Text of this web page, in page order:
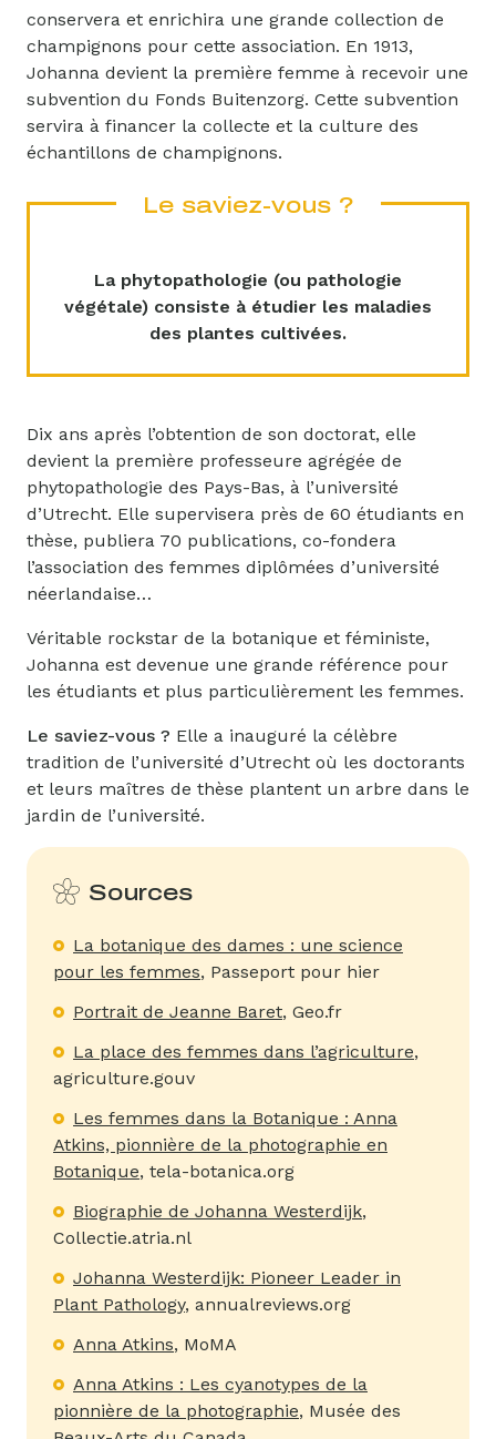
conservera et enrichira une grande collection de
champignons pour cette association. En 1913,
Johanna devient la première femme à recevoir une
subvention du Fonds Buitenzorg. Cette subvention
servira à financer la collecte et la culture des
échantillons de champignons.
Le saviez-vous ?
La phytopathologie (ou pathologie
végétale) consiste à étudier les maladies
des plantes cultivées.
Dix ans après l’obtention de son doctorat, elle
devient la première professeure agrégée de
phytopathologie des Pays-Bas, à l’université
d’Utrecht. Elle supervisera près de 60 étudiants en
thèse, publiera 70 publications, co-fondera
l’association des femmes diplômées d’université
néerlandaise…
Véritable rockstar de la botanique et féministe,
Johanna est devenue une grande référence pour
les étudiants et plus particulièrement les femmes.
Le saviez-vous ? Elle a inauguré la célèbre
tradition de l’université d’Utrecht où les doctorants
et leurs maîtres de thèse plantent un arbre dans le
jardin de l’université.
Sources
La botanique des dames : une science
pour les femmes, Passeport pour hier
Portrait de Jeanne Baret, Geo.fr
La place des femmes dans l’agriculture,
agriculture.gouv
Les femmes dans la Botanique : Anna
Atkins, pionnière de la photographie en
Botanique, tela-botanica.org
Biographie de Johanna Westerdijk,
Collectie.atria.nl
Johanna Westerdijk: Pioneer Leader in
Plant Pathology, annualreviews.org
Anna Atkins, MoMA
Anna Atkins : Les cyanotypes de la
pionnière de la photographie, Musée des